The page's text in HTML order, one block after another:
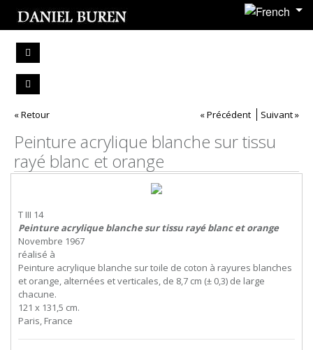
« Retour « Précédent Suivant »
Peinture acrylique blanche sur tissu
rayé blanc et orange
T III 14
Peinture acrylique blanche sur tissu rayé blanc et orange
Novembre 1967
réalisé à
Peinture acrylique blanche sur toile de coton à rayures blanches
et orange, alternées et verticales, de 8,7 cm (± 0,3) de large
chacune.
121 x 131,5 cm.
Paris, France